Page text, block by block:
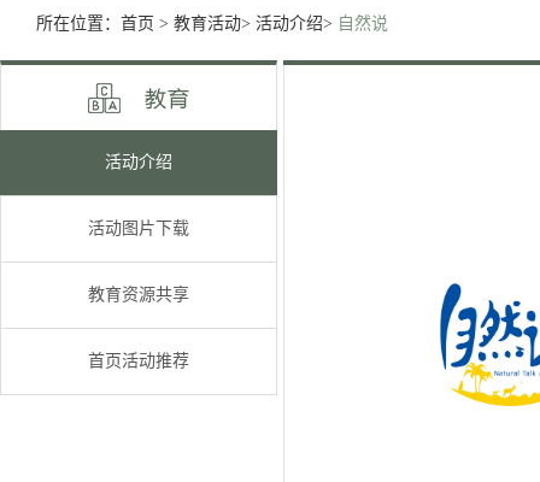
所在位置： 首页 > 教育活动> 活动介绍> 自然说
活动介绍
活动图片下载
教育资源共享
首页活动推荐